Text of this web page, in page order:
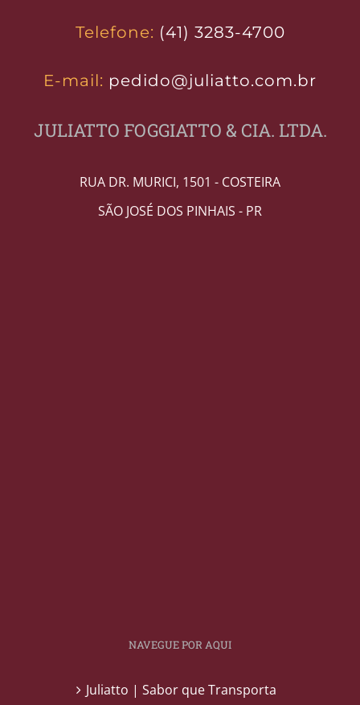
Telefone: (41) 3283-4700
E-mail: pedido@juliatto.com.br
JULIATTO FOGGIATTO & CIA. LTDA.
RUA DR. MURICI, 1501 - COSTEIRA
SÃO JOSÉ DOS PINHAIS - PR
NAVEGUE POR AQUI
Juliatto | Sabor que Transporta